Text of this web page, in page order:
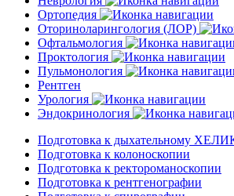
Ортопедия
Оториноларингология (ЛОР)
Офтальмология
Проктология
Пульмонология
Рентген
Урология
Эндокринология
Подготовка к дыхательному
Подготовка к колоноскопии
Подготовка к ректороманоскопии
Подготовка к рентгенографии